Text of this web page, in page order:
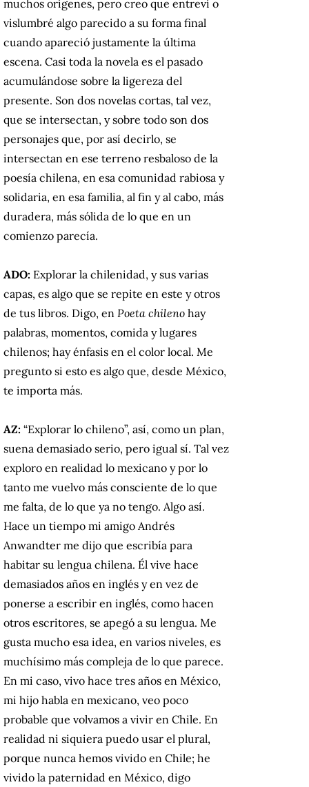
muchos orígenes, pero creo que entreví o
vislumbré algo parecido a su forma final
cuando apareció justamente la última
escena. Casi toda la novela es el pasado
acumulándose sobre la ligereza del
presente. Son dos novelas cortas, tal vez,
que se intersectan, y sobre todo son dos
personajes que, por así decirlo, se
intersectan en ese terreno resbaloso de la
poesía chilena, en esa comunidad rabiosa y
solidaria, en esa familia, al fin y al cabo, más
duradera, más sólida de lo que en un
comienzo parecía.
ADO: Explorar la chilenidad, y sus varias
capas, es algo que se repite en este y otros
de tus libros. Digo, en Poeta chileno hay
palabras, momentos, comida y lugares
chilenos; hay énfasis en el color local. Me
pregunto si esto es algo que, desde México,
te importa más.
AZ: “Explorar lo chileno”, así, como un plan,
suena demasiado serio, pero igual sí. Tal vez
exploro en realidad lo mexicano y por lo
tanto me vuelvo más consciente de lo que
me falta, de lo que ya no tengo. Algo así.
Hace un tiempo mi amigo Andrés
Anwandter me dijo que escribía para
habitar su lengua chilena. Él vive hace
demasiados años en inglés y en vez de
ponerse a escribir en inglés, como hacen
otros escritores, se apegó a su lengua. Me
gusta mucho esa idea, en varios niveles, es
muchísimo más compleja de lo que parece.
En mi caso, vivo hace tres años en México,
mi hijo habla en mexicano, veo poco
probable que volvamos a vivir en Chile. En
realidad ni siquiera puedo usar el plural,
porque nunca hemos vivido en Chile; he
vivido la paternidad en México, digo